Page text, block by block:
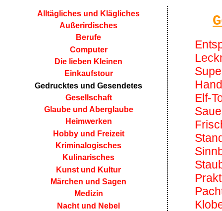
Alltägliches und Klägliches
Außerirdisches
Berufe
Computer
Die lieben Kleinen
Einkaufstour
Gedrucktes und Gesendetes
Gesellschaft
Glaube und Aberglaube
Heimwerken
Hobby und Freizeit
Kriminalogisches
Kulinarisches
Kunst und Kultur
Märchen und Sagen
Medizin
Nacht und Nebel
Elf-